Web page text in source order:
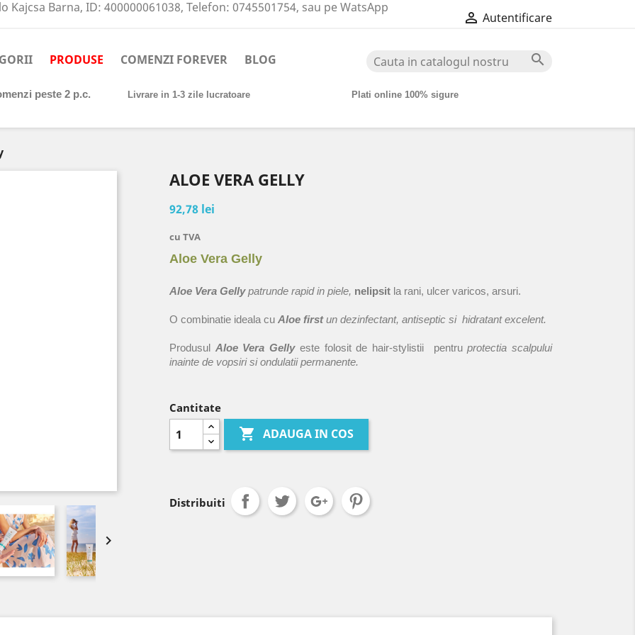
Barna, ID: 400000061038, Telefon: 0745501754, sau pe WatsApp
 Autentificare
PRODUSE COMENZI FOREVER BLOG 
peste 2 p.c. Livrare in 1-3 zile lucratoare Plati online 100% sigure

ALOE VERA GELLY
92,78 lei
cu TVA
Aloe Vera Gelly
Aloe Vera Gelly patrunde rapid in piele, nelipsit la rani, ulcer varicos, arsuri.
O combinatie ideala cu Aloe firstun dezinfectant, antiseptic si hidratant excelent.
Produsul Aloe Vera Gelly este folosit de hair-stylistii pentruprotectia scalpului
inainte de vopsiri si ondulatii permanente.
Cantitate
 ADAUGA IN COS
Distribuiti